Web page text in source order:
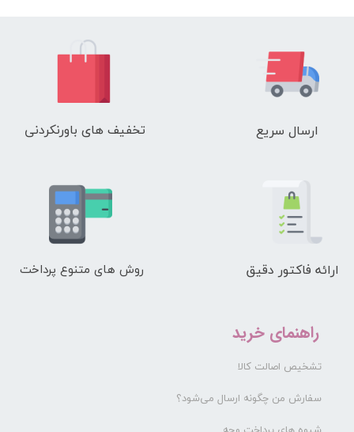
ارسال سریع تخفیف های باورنکردنی
ارائه فاکتور دقیق روش های متنوع پرداخت
راهنمای خرید
تشخیص اصالت کالا
سفارش من چگونه ارسال می‌شود؟